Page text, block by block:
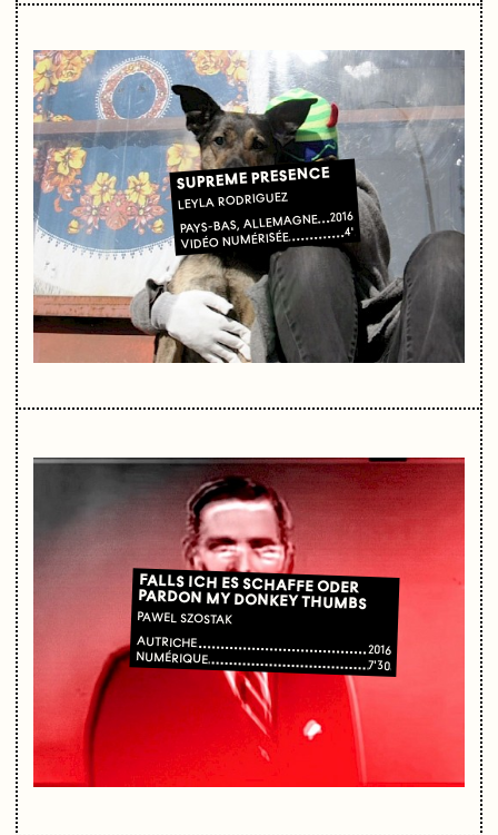
SUPREME PRESENCE
LEYLA RODRIGUEZ
PAYS-BAS, ALLEMAGNE 2016
VIDÉO NUMÉRISÉE 4'
FALLS ICH ES SCHAFFE ODER
PARDON MY DONKEY THUMBS
PAWEL SZOSTAK
AUTRICHE 2016
NUMÉRIQUE 7'30